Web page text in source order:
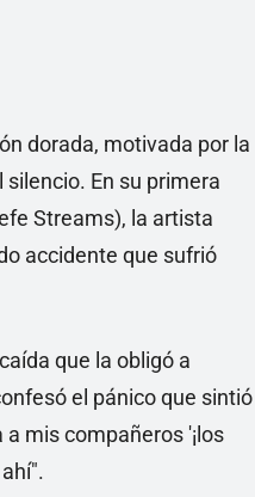
dorada, motivada por la
En su primera
Streams), la artista
accidente que sufrió
que la obligó a
el pánico que sintió
mis compañeros '¡los